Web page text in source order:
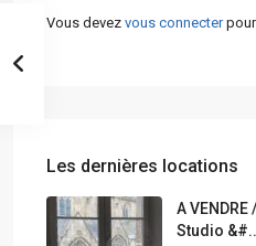
Vous devez vous connecterpour
Les dernières locations
A VENDRE
Studio